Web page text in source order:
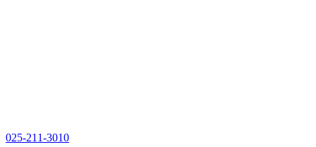
025-211-3010